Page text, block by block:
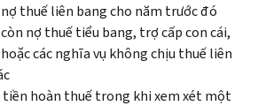
thuế liên bang cho năm trước đó
nợ thuế tiểu bang, trợ cấp con cái,
các nghĩa vụ không chịu thuế liên
tiền hoàn thuế trong khi xem xét một